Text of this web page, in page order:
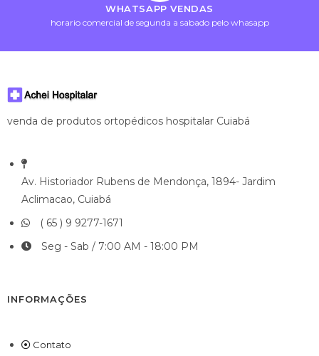
WHATSAPP VENDAS
horario comercial de segunda a sabado pelo whasapp
venda de produtos ortopédicos hospitalar Cuiabá
Av. Historiador Rubens de Mendonça, 1894- Jardim
Aclimacao, Cuiabá
( 65 ) 9 9277-1671
Seg - Sab / 7:00 AM - 18:00 PM
INFORMAÇÕES
Contato